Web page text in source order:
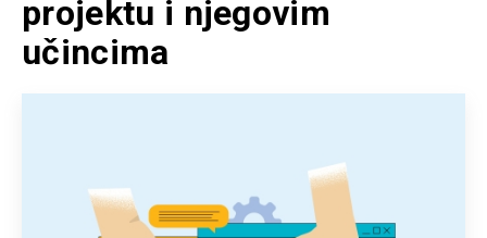
projektu i njegovim
učincima